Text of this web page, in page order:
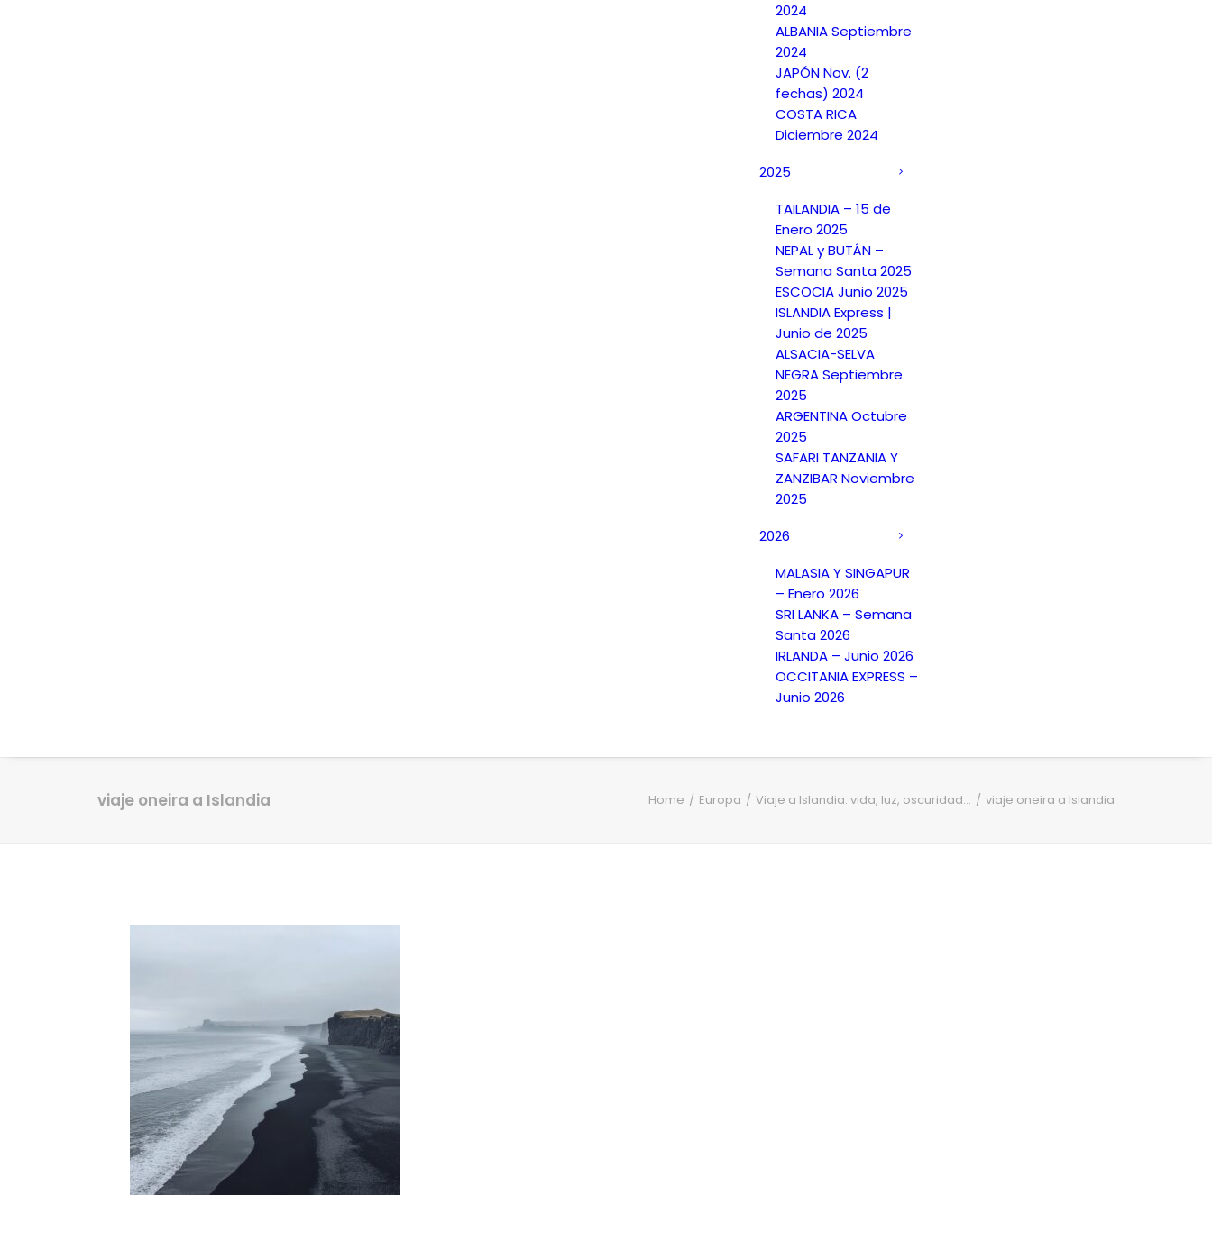
2024
ALBANIA Septiembre
2024
JAPÓN Nov. (2
fechas) 2024
COSTA RICA
Diciembre 2024
2025
TAILANDIA – 15 de
Enero 2025
NEPAL y BUTÁN –
Semana Santa 2025
ESCOCIA Junio 2025
ISLANDIA Express |
Junio de 2025
ALSACIA-SELVA
NEGRA Septiembre
2025
ARGENTINA Octubre
2025
SAFARI TANZANIA Y
ZANZIBAR Noviembre
2025
2026
MALASIA Y SINGAPUR
– Enero 2026
SRI LANKA – Semana
Santa 2026
IRLANDA – Junio 2026
OCCITANIA EXPRESS –
Junio 2026
viaje oneira a Islandia Home Europa Viaje a Islandia: vida, luz, oscuridad... viaje oneira a Islandia